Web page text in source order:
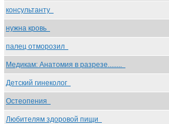
консультанту
нужна кровь
палец отморозил
Медикам: Анатомия в разрезе........
Детский гинеколог
Остеопения
Любителям здоровой пищи